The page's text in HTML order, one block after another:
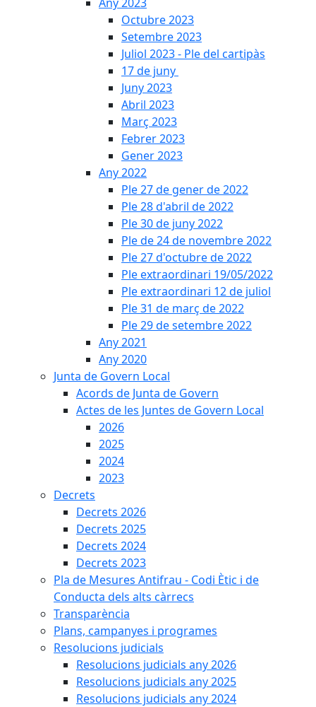
Octubre 2023
Setembre 2023
Juliol 2023 - Ple del cartipàs
17 de juny
Juny 2023
Abril 2023
Març 2023
Febrer 2023
Gener 2023
Any 2022
Ple 27 de gener de 2022
Ple 28 d'abril de 2022
Ple 30 de juny 2022
Ple de 24 de novembre 2022
Ple 27 d'octubre de 2022
Ple extraordinari 19/05/2022
Ple extraordinari 12 de juliol
Ple 31 de març de 2022
Ple 29 de setembre 2022
Any 2021
Any 2020
Junta de Govern Local
Acords de Junta de Govern
Actes de les Juntes de Govern Local
2026
2025
2024
2023
Decrets
Decrets 2026
Decrets 2025
Decrets 2024
Decrets 2023
Pla de Mesures Antifrau - Codi Ètic i de
Conducta dels alts càrrecs
Transparència
Plans, campanyes i programes
Resolucions judicials
Resolucions judicials any 2026
Resolucions judicials any 2025
Resolucions judicials any 2024